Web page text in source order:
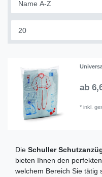
ab
*inkl.
Die Schuller
bieten Ihnen den
welchem Bereich Sie tätig